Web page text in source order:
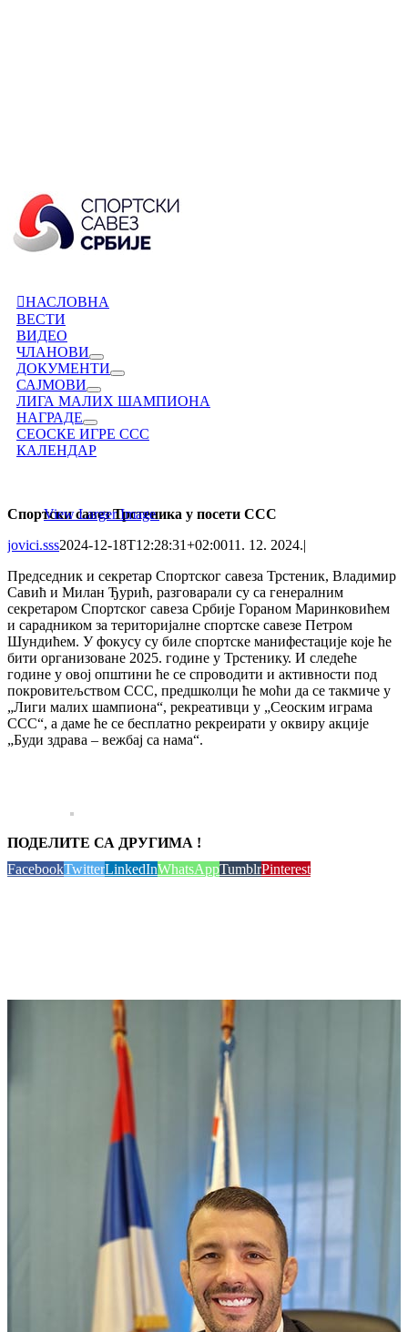
НАСЛОВНА
ВЕСТИ
ВИДЕО
ЧЛАНОВИ
ДОКУМЕНТИ
САЈМОВИ
ЛИГА МАЛИХ ШАМПИОНА
НАГРАДЕ
СЕОСКЕ ИГРЕ ССС
КАЛЕНДАР
View Larger Image
Спортски савез Трстеника у посети ССС
jovici.sss2024-12-18T12:28:31+02:0011. 12. 2024.|
Председник и секретар Спортског савеза Трстеник, Владимир
Савић и Милан Ђурић, разговарали су са генералним
секретаром Спортског савеза Србије Гораном Маринковићем
и сарадником за територијалне спортске савезе Петром
Шундићем. У фокусу су биле спортске манифестације које ће
бити организоване 2025. године у Трстенику. И следеће
године у овој општини ће се спроводити и активности под
покровитељством ССС, предшколци ће моћи да се такмиче у
„Лиги малих шампиона“, рекреативци у „Сеоским играма
ССС“, а даме ће се бесплатно рекреирати у оквиру акције
„Буди здрава – вежбај са нама“.
ПОДЕЛИТЕ СА ДРУГИМА !
FacebookTwitterLinkedInWhatsAppTumblrPinterest